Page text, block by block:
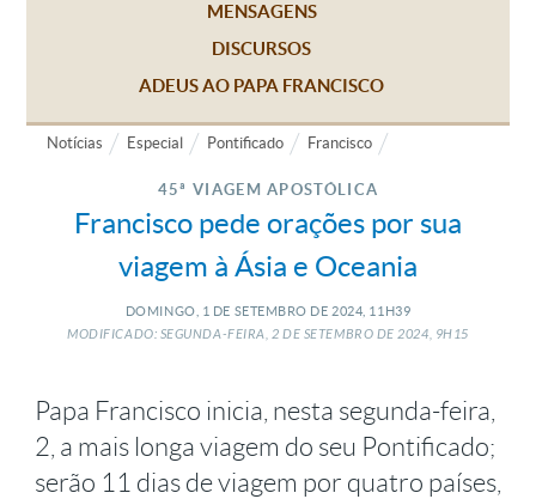
MENSAGENS
DISCURSOS
ADEUS AO PAPA FRANCISCO
Notícias Especial Pontificado Francisco
45ª VIAGEM APOSTÓLICA
Francisco pede orações por sua
viagem à Ásia e Oceania
DOMINGO, 1 DE SETEMBRO DE 2024, 11H39
MODIFICADO: SEGUNDA-FEIRA, 2 DE SETEMBRO DE2024, 9H15
Papa Francisco inicia, nesta segunda-feira,
2, a mais longa viagem do seu Pontificado;
serão 11 dias de viagem por quatro países,